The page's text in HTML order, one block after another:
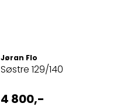
Jøran Flo
Søstre 129/140
4 800,-